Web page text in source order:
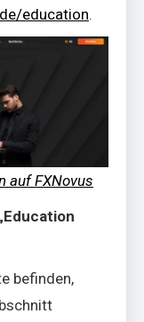
education.
auf FXNovus
befinden,